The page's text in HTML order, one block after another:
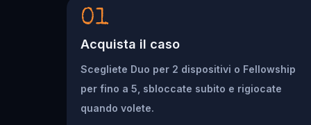
01
Acquista il caso
Scegliete Duo per 2 dispositivi o Fellowship
per fino a 5, sbloccate subito e rigiocate
quando volete.